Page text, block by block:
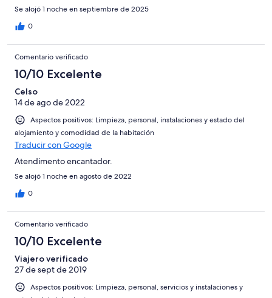
Se alojó 1 noche en septiembre de 2025
0
Comentario verificado
10/10 Excelente
Celso
14 de ago de 2022
Aspectos positivos: Limpieza, personal, instalaciones y estado del
alojamiento y comodidad de la habitación
Traducir con Google
Atendimento encantador.
Se alojó 1 noche en agosto de 2022
0
Comentario verificado
10/10 Excelente
Viajero verificado
27 de sept de 2019
Aspectos positivos: Limpieza, personal, servicios y instalaciones y